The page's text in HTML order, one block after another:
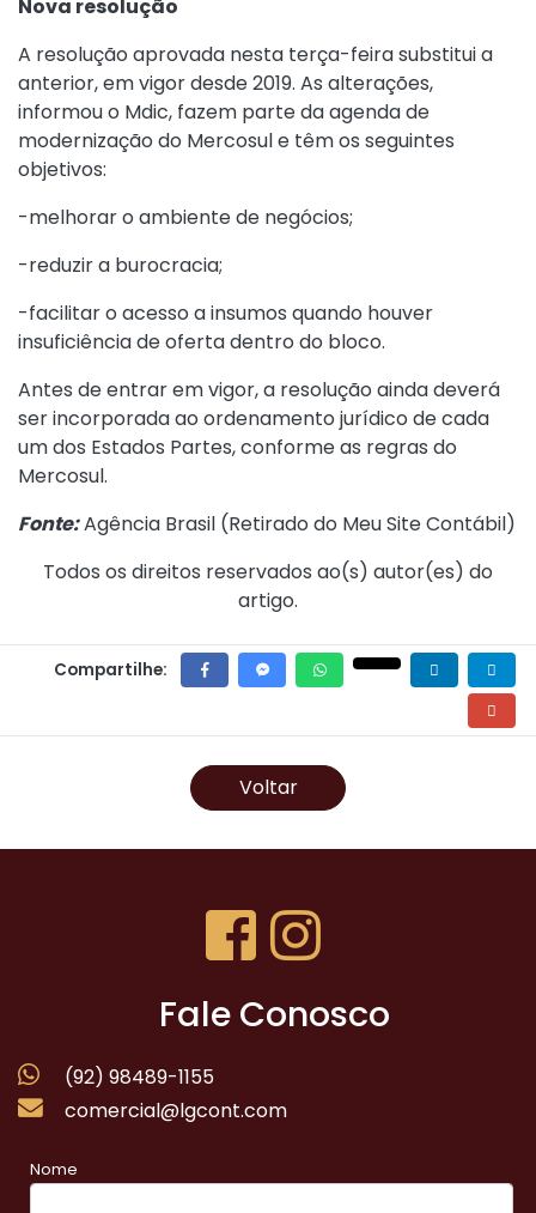
Nova resolução
A resolução aprovada nesta terça-feira substitui a
anterior, em vigor desde 2019. As alterações,
informou o Mdic, fazem parte da agenda de
modernização do Mercosul e têm os seguintes
objetivos:
-melhorar o ambiente de negócios;
-reduzir a burocracia;
-facilitar o acesso a insumos quando houver
insuficiência de oferta dentro do bloco.
Antes de entrar em vigor, a resolução ainda deverá
ser incorporada ao ordenamento jurídico de cada
um dos Estados Partes, conforme as regras do
Mercosul.
Fonte:Agência Brasil (Retirado do Meu Site Contábil)
Todos os direitos reservados ao(s) autor(es) do
artigo.
Compartilhe:
Voltar
Fale Conosco
(92) 98489-1155
comercial@lgcont.com
Nome